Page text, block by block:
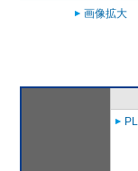
画像拡大